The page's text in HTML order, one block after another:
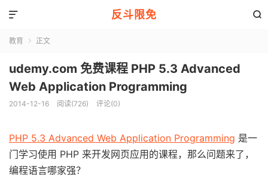
反斗限免 

教育  正文
udemy.com 免费课程 PHP 5.3 Advanced
Web Application Programming
2014-12-16 阅读(726) 评论(0)
PHP 5.3 Advanced Web Application Programming 是一
门学习使用 PHP 来开发网页应用的课程，那么问题来了，
编程语言哪家强？